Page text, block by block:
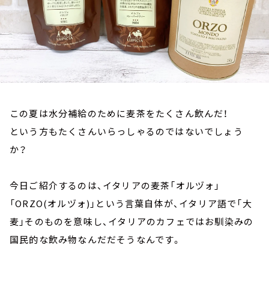
この夏は水分補給のために麦茶をたくさん飲んだ！
という方もたくさんいらっしゃるのではないでしょう
か？
今日ご紹介するのは、イタリアの麦茶「オルヅォ」
「ORZO(オルヅォ)」という言葉自体が、イタリア語で「大
麦」そのものを意味し、イタリアのカフェではお馴染みの
国民的な飲み物なんだだそうなんです。